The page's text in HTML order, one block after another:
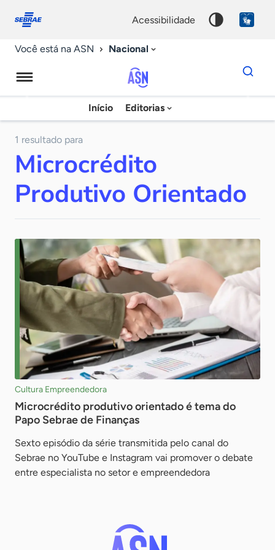
conosco
acessibilidade
Você está na ASN Nacional
Agência
Sebrae
Notícias
Início Editorias
Dados
para
chave
1 resultado para
Microcrédito
Produtivo Orientado
Cultura Empreendedora
Microcrédito produtivo orientado é tema do
Papo Sebrae de Finanças
Sexto episódio da série transmitida pelo canal do
Sebrae no YouTube e Instagram vai promover o debate
entre especialista no setor e empreendedora